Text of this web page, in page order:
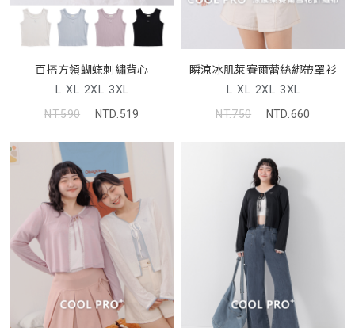
百搭方領蝴蝶刺繡背心
L XL 2XL 3XL
NT.590
NTD.519
瞬涼冰肌萊賽爾蕾絲綁帶罩衫
L XL 2XL 3XL
NT.750
NTD.660